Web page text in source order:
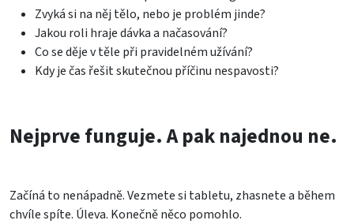
Zvyká si na něj tělo, nebo je problém jinde?
Jakou roli hraje dávka a načasování?
Co se děje v těle při pravidelném užívání?
Kdy je čas řešit skutečnou příčinu nespavosti?
Nejprve funguje. A pak najednou ne.
Začíná to nenápadně. Vezmete si tabletu, zhasnete a během
chvíle spíte. Úleva. Konečně něco pomohlo.